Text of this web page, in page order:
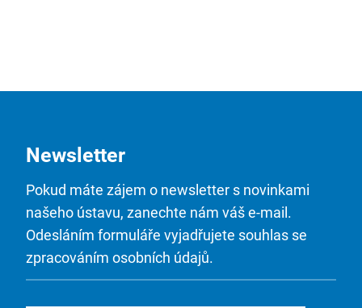
Newsletter
Pokud máte zájem o newsletter s novinkami
našeho ústavu, zanechte nám váš e-mail.
Odesláním formuláře vyjadřujete souhlas se
zpracováním osobních údajů.